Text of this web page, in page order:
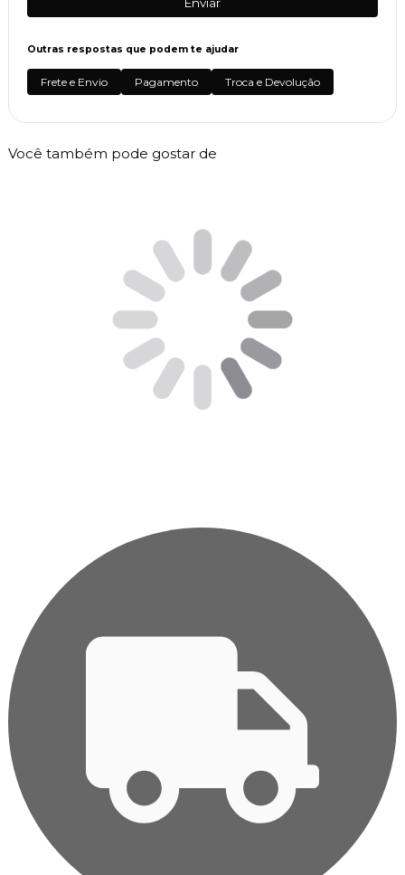
Enviar
Outras respostas que podem te ajudar
Frete e Envio Pagamento Troca e Devolução
Você também pode gostar de